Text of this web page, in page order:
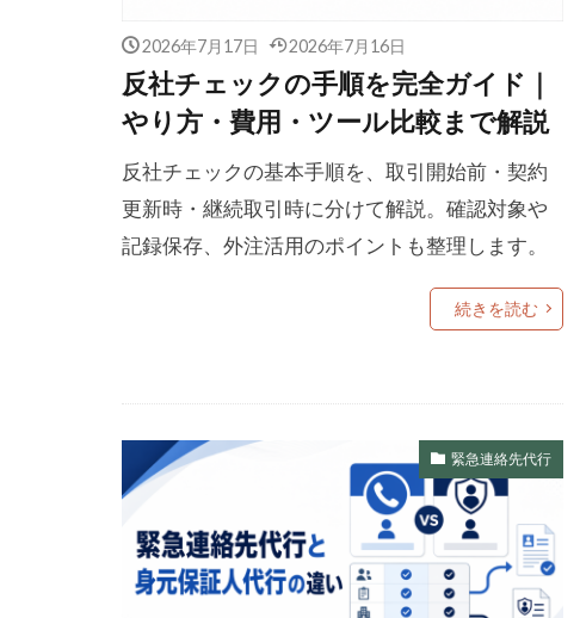
2026年7月17日 2026年7月16日
反社チェックの手順を完全ガイド｜
やり方・費用・ツール比較まで解説
反社チェックの基本手順を、取引開始前・契約
更新時・継続取引時に分けて解説。確認対象や
記録保存、外注活用のポイントも整理します。
続きを読む
緊急連絡先代行